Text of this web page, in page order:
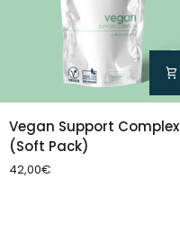
Vegan
Support
Complex
(Soft
Vegan Support Complex
(Soft Pack)
42,00€